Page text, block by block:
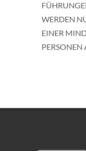
WERDEN
EINER
PERSONEN